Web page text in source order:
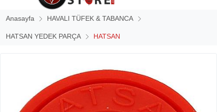
Anasayfa HAVALI TÜFEK & TABANCA
HATSAN YEDEK PARÇA HATSAN